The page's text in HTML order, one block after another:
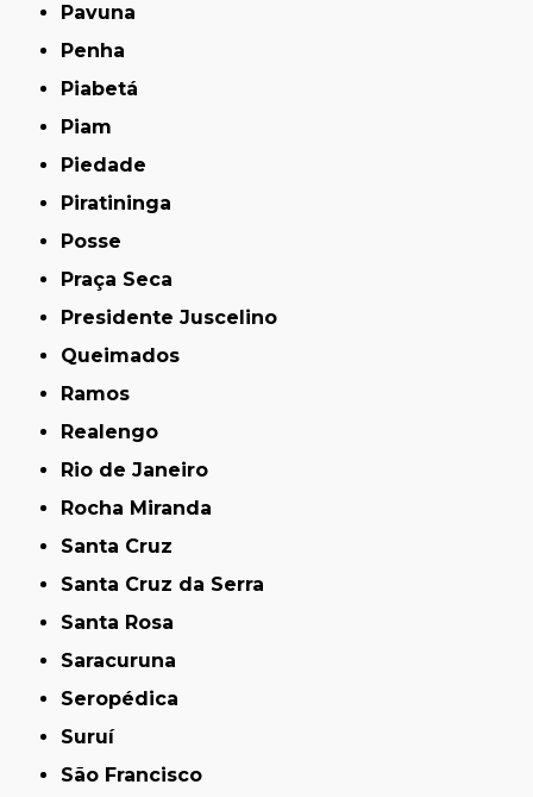
Pavuna
Penha
Piabetá
Piam
Piedade
Piratininga
Posse
Praça Seca
Presidente Juscelino
Queimados
Ramos
Realengo
Rio de Janeiro
Rocha Miranda
Santa Cruz
Santa Cruz da Serra
Santa Rosa
Saracuruna
Seropédica
Suruí
São Francisco